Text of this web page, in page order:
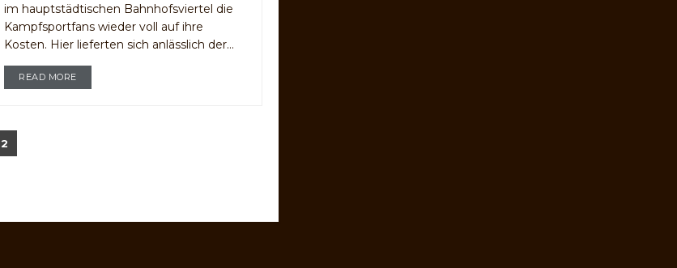
im hauptstädtischen Bahnhofsviertel die
Kampfsportfans wieder voll auf ihre
Kosten. Hier lieferten sich anlässlich der...
READ MORE
2